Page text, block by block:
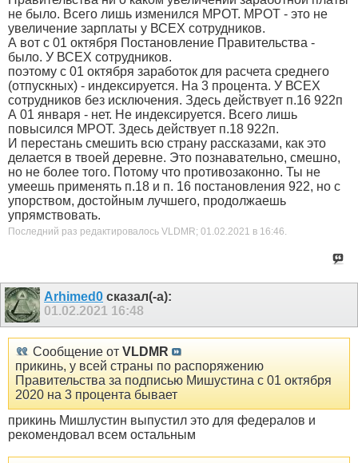
не было. Всего лишь изменился МРОТ. МРОТ - это не
увеличение зарплаты у ВСЕХ сотрудников.
А вот с 01 октября Постановление Правительства -
было. У ВСЕХ сотрудников.
поэтому с 01 октября заработок для расчета среднего
(отпускных) - индексируется. На 3 процента. У ВСЕХ
сотрудников без исключения. Здесь действует п.16 922п
А 01 января - нет. Не индексируется. Всего лишь
повысился МРОТ. Здесь действует п.18 922п.
И перестань смешить всю страну рассказами, как это
делается в твоей деревне. Это познавательно, смешно,
но не более того. Потому что противозаконно. Ты не
умеешь применять п.18 и п. 16 постановления 922, но с
упорством, достойным лучшего, продолжаешь
упрямствовать.
Последний раз редактировалось VLDMR; 01.02.2021 в 16:46
Arhimed0 сказал(-а):
01.02.2021 16:48
Сообщение от VLDMR
прикинь, у всей страны по распоряжению
Правительства за подписью Мишустина с 01 октября
2020 на 3 процента бывает
прикинь Мишлустин выпустил это для федералов и
рекомендовал всем остальным